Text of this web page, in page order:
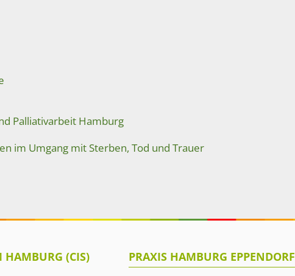
Palliativarbeit Hamburg
im Umgang mit Sterben, Tod und Trauer
HAMBURG (CIS) PRAXIS HAMBURG EPPENDORF